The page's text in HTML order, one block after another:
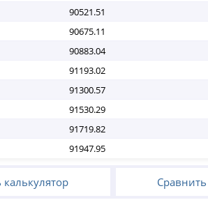
90521.51
90675.11
90883.04
91193.02
91300.57
91530.29
91719.82
91947.95
калькулятор